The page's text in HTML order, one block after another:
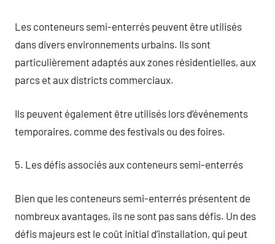
Les conteneurs semi-enterrés peuvent être utilisés
dans divers environnements urbains. Ils sont
particulièrement adaptés aux zones résidentielles, aux
parcs et aux districts commerciaux.
Ils peuvent également être utilisés lors d’événements
temporaires, comme des festivals ou des foires.
5. Les défis associés aux conteneurs semi-enterrés
Bien que les conteneurs semi-enterrés présentent de
nombreux avantages, ils ne sont pas sans défis. Un des
défis majeurs est le coût initial d’installation, qui peut